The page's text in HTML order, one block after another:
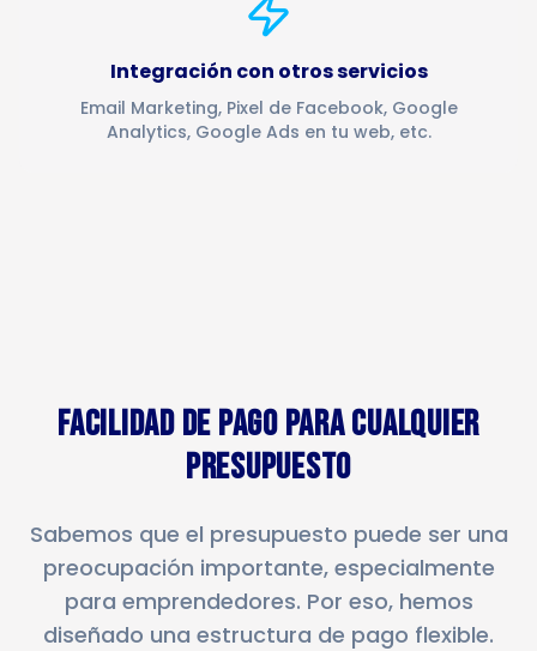
Integración con otros servicios
Email Marketing, Pixel de Facebook, Google
Analytics, Google Ads en tu web, etc.
FACILIDAD DE PAGO PARA CUALQUIER
PRESUPUESTO
Sabemos que el presupuesto puede ser una
preocupación importante, especialmente
para emprendedores. Por eso, hemos
diseñado una estructura de pago flexible.